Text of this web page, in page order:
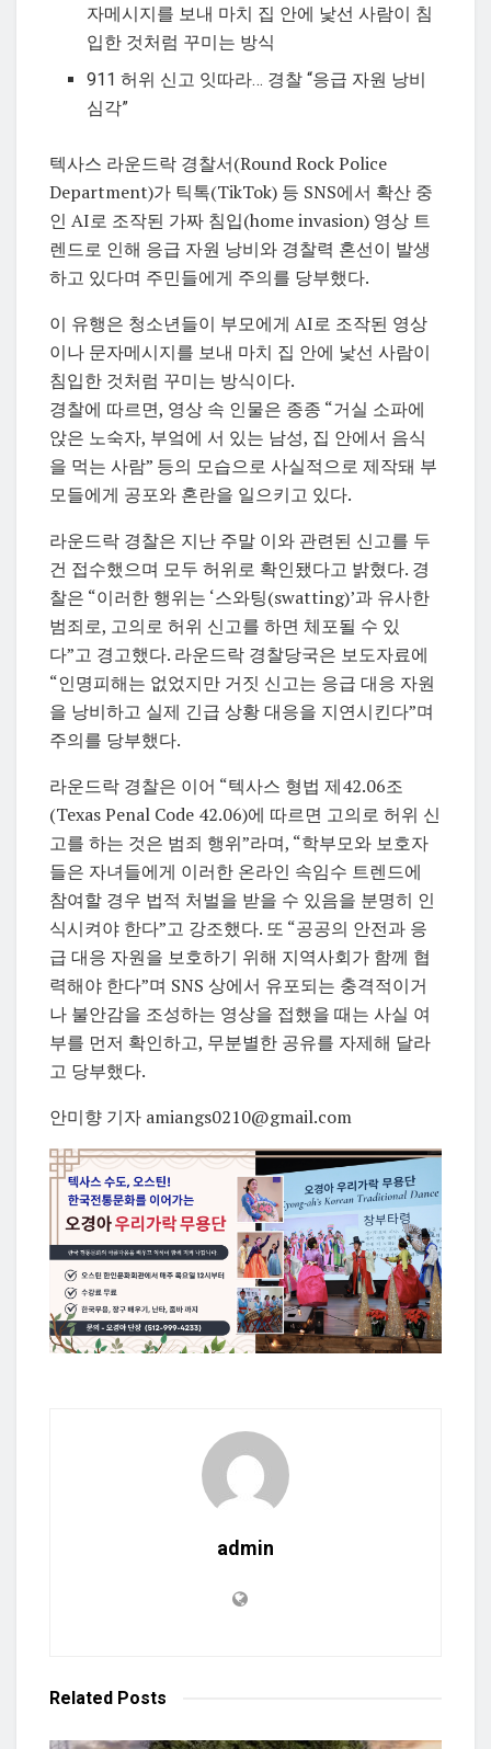
자메시지를 보내 마치 집 안에 낯선 사람이 침
입한 것처럼 꾸미는 방식
911 허위 신고 잇따라… 경찰 “응급 자원 낭비
심각”
텍사스 라운드락 경찰서(Round Rock Police
Department)가 틱톡(TikTok) 등 SNS에서 확산 중
인 AI로 조작된 가짜 침입(home invasion) 영상 트
렌드로 인해 응급 자원 낭비와 경찰력 혼선이 발생
하고 있다며 주민들에게 주의를 당부했다.
이 유행은 청소년들이 부모에게 AI로 조작된 영상
이나 문자메시지를 보내 마치 집 안에 낯선 사람이
침입한 것처럼 꾸미는 방식이다.
경찰에 따르면, 영상 속 인물은 종종 “거실 소파에
앉은 노숙자, 부엌에 서 있는 남성, 집 안에서 음식
을 먹는 사람” 등의 모습으로 사실적으로 제작돼 부
모들에게 공포와 혼란을 일으키고 있다.
라운드락 경찰은 지난 주말 이와 관련된 신고를 두
건 접수했으며 모두 허위로 확인됐다고 밝혔다. 경
찰은 “이러한 행위는 ‘스와팅(swatting)’과 유사한
범죄로, 고의로 허위 신고를 하면 체포될 수 있
다”고 경고했다. 라운드락 경찰당국은 보도자료에
“인명피해는 없었지만 거짓 신고는 응급 대응 자원
을 낭비하고 실제 긴급 상황 대응을 지연시킨다”며
주의를 당부했다.
라운드락 경찰은 이어 “텍사스 형법 제42.06조
(Texas Penal Code 42.06)에 따르면 고의로 허위 신
고를 하는 것은 범죄 행위”라며, “학부모와 보호자
들은 자녀들에게 이러한 온라인 속임수 트렌드에
참여할 경우 법적 처벌을 받을 수 있음을 분명히 인
식시켜야 한다”고 강조했다. 또 “공공의 안전과 응
급 대응 자원을 보호하기 위해 지역사회가 함께 협
력해야 한다”며 SNS 상에서 유포되는 충격적이거
나 불안감을 조성하는 영상을 접했을 때는 사실 여
부를 먼저 확인하고, 무분별한 공유를 자제해 달라
고 당부했다.
안미향 기자 amiangs0210@gmail.com
admin
Related Posts